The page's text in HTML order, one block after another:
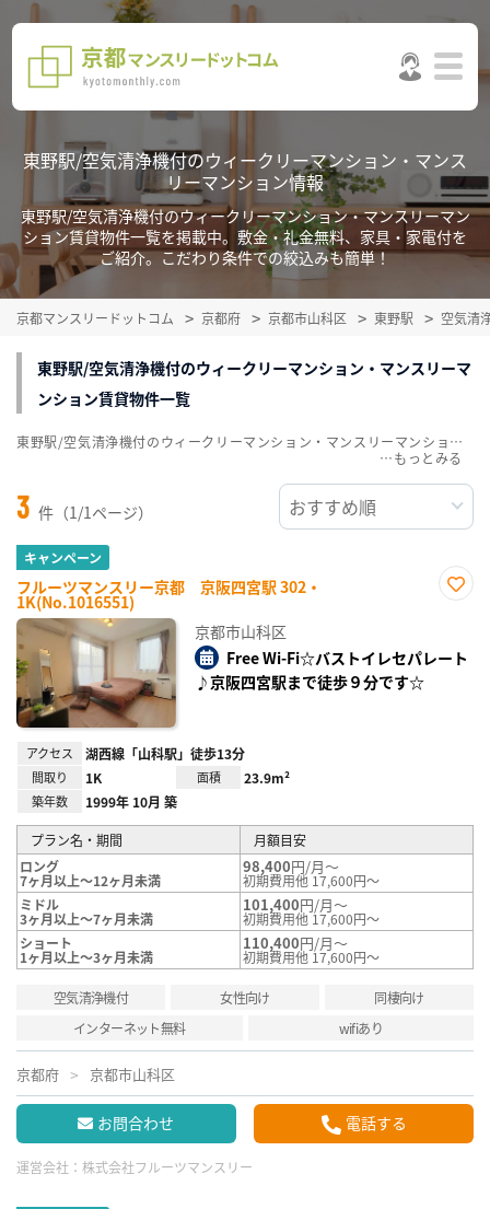
東野駅/空気清浄機付のウィークリーマンション・マンス
リーマンション情報
東野駅/空気清浄機付のウィークリーマンション・マンスリーマン
ション賃貸物件一覧を掲載中。敷金・礼金無料、家具・家電付を
ご紹介。こだわり条件での絞込みも簡単！
京都マンスリードットコム 京都府 京都市山科区 東野駅 空気清
東野駅/空気清浄機付のウィークリーマンション・マンスリーマ
ンション賃貸物件一覧
3 件（1/1ページ）
キャンペーン
フルーツマンスリー京都 京阪四宮駅 302・
1K(No.1016551)
録
京都市山科区
Free Wi-Fi☆バストイレセパレート
♪京阪四宮駅まで徒歩９分です☆
アクセス 湖西線「山科駅」徒歩13分
間取り 1K 面積 23.9m²
築年数 1999年 10月 築
プラン名・期間
月額目安
ロング
7ヶ月以上～12ヶ月未満
98,400円/月～
初期費用他 17,600円～
ミドル
3ヶ月以上～7ヶ月未満
101,400円/月～
初期費用他 17,600円～
ショート
1ヶ月以上～3ヶ月未満
110,400円/月～
初期費用他 17,600円～
空気清浄機付 女性向け
同棲向け
インターネット無料
wifiあり
京都府 京都市山科区
お問合わせ 電話する
運営会社： 株式会社フルーツマンスリー
東野駅/空気清浄機付のウィークリーマンション・マンスリーマンション賃貸物件一覧を掲載中。敷金・礼金無料、家具・家電付をご紹介。こだわり条件での絞込みも簡単！
…